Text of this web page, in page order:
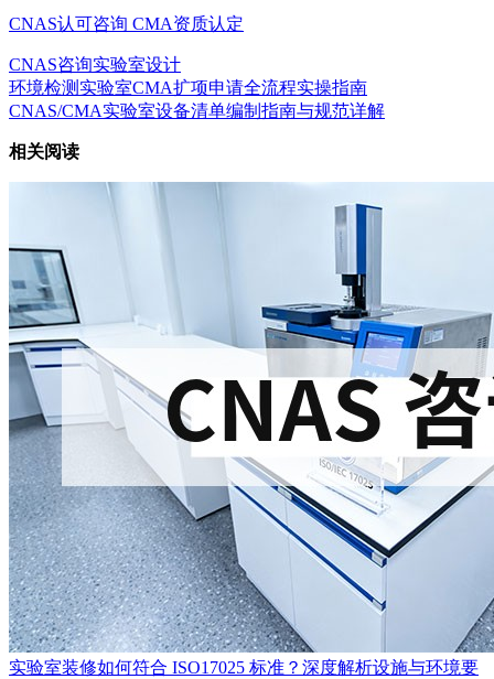
CNAS认可咨询 CMA资质认定
CNAS咨询实验室设计
环境检测实验室CMA扩项申请全流程实操指南
CNAS/CMA实验室设备清单编制指南与规范详解
相关阅读
实验室装修如何符合 ISO17025 标准？深度解析设施与环境要